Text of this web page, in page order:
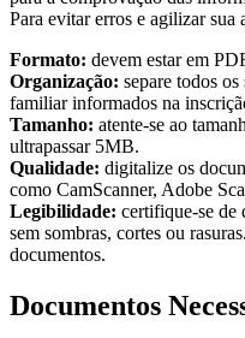
Para evitar erros e agilizar sua
Formato: devem estar em
Organização: separe todos
familiar informados na
Tamanho: atente-se ao
ultrapassar 5MB.
Qualidade: digitalize os
como CamScanner, Adobe
Legibilidade: certifique-se de
sem sombras, cortes ou
documentos.
Documentos